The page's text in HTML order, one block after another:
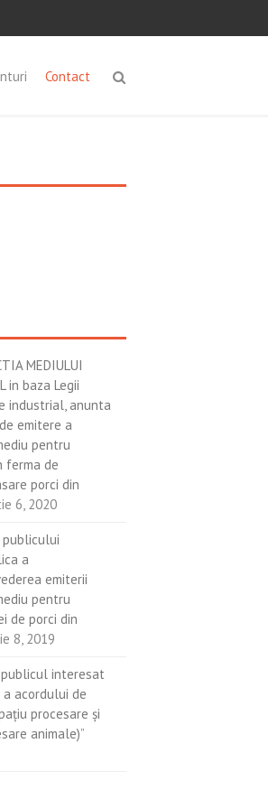
Contact
MEDIULUI
in baza Legii
industrial, anunta
emitere a
pentru
ferma de
porci din
6, 2020
publicului
a
emiterii
pentru
de porci din
8, 2019
publicul interesat
acordului de
procesare şi
animale)”